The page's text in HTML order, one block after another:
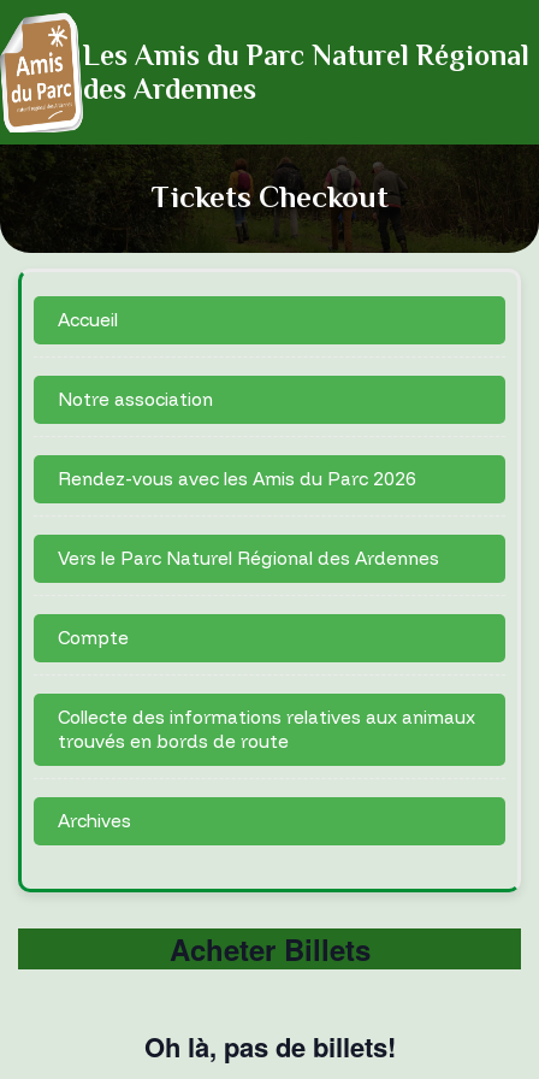
Les Amis du Parc Naturel Régional
des Ardennes
Tickets Checkout
Accueil
Notre association
Rendez-vous avec les Amis du Parc 2026
Vers le Parc Naturel Régional des Ardennes
Compte
Collecte des informations relatives aux animaux
trouvés en bords de route
Archives
Acheter Billets
Oh là, pas de billets!